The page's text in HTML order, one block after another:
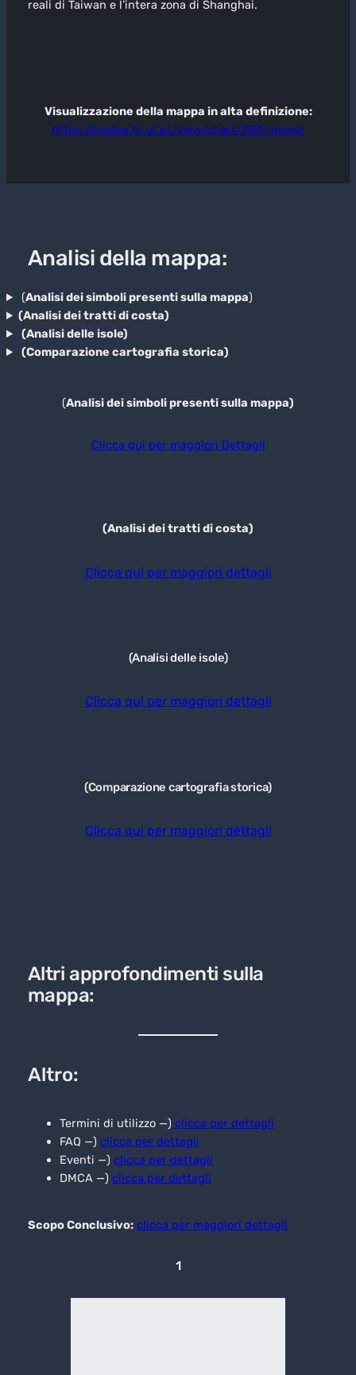
reali di Taiwan e l’intera zona di Shanghai.
Visualizzazione della mappa in alta definizione:
https://medea.fc.ul.pt/view/chart/283/viewer
Analisi della mappa:
(Analisi dei simboli presenti sulla mappa)
(Analisi dei tratti di costa)
(Analisi delle isole)
(Comparazione cartografia storica)
(Analisi dei simboli presenti sulla mappa)
Clicca qui per maggiori Dettagli
(Analisi dei tratti di costa)
Clicca qui per maggiori dettagli
(Analisi delle isole)
Clicca qui per maggiori dettagli
(Comparazione cartografia storica)
Clicca qui per maggiori dettagli
Altri approfondimenti sulla
mappa:
Altro:
Termini di utilizzo —) clicca per dettagli
FAQ —) clicca per dettagli
Eventi —) clicca per dettagli
DMCA —) clicca per dettagli
Scopo Conclusivo: clicca per maggiori dettagli
1